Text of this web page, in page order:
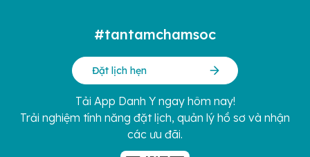
#tantamchamsoc
Đặt lịch hẹn
Tải App Danh Y ngay hôm nay!
Trải nghiệm tính năng đặt lịch, quản lý hồ sơ và nhận
các ưu đãi.